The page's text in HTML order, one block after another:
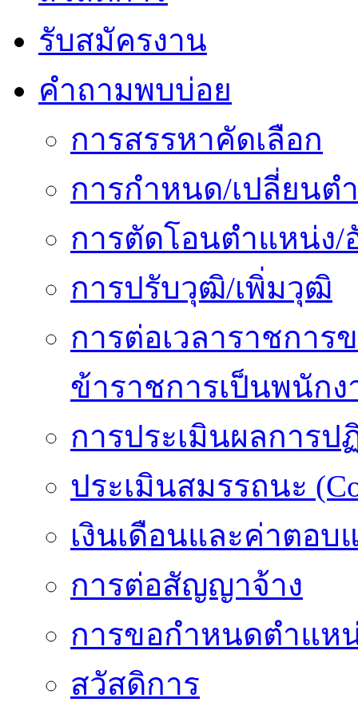
รับสมัครงาน
คำถามพบบ่อย
การสรรหาคัดเลือก
การกำหนด/เปลี่ยนต
การตัดโอนตำแหน่ง/
การปรับวุฒิ/เพิ่มวุฒิ
การต่อเวลาราชการ
ข้าราชการเป็นพนักง
การประเมินผลการป
ประเมินสมรรถนะ
เงินเดือนและค่าตอบ
การต่อสัญญาจ้าง
การขอกำหนดตำแห
สวัสดิการ